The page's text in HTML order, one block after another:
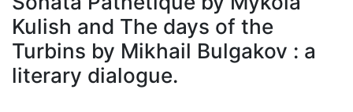
À propos
Kulish and The days of the
Turbins by Mikhail Bulgakov : a
literary dialogue.